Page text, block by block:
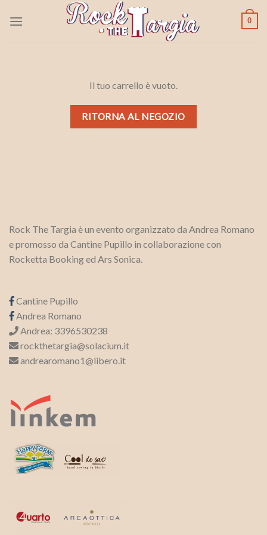
0
Il tuo carrello è vuoto.
RITORNA AL NEGOZIO
Rock The Targia è un evento organizzato da Andrea Romano
e promosso da Cantine Pupillo in collaborazione con
Rocketta Booking ed Ars Sonica.
Cantine Pupillo
Andrea Romano
Andrea: 3396530238
rockthetargia@solacium.it
andrearomano1@libero.it